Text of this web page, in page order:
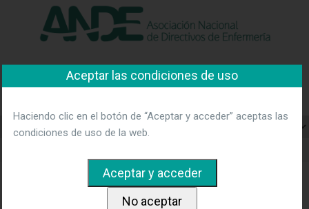
"Ver política"
Asociación Nacional de
pop-up-ande
Aceptar las condiciones de uso
Haciendo clic en el botón de “Aceptar y acceder” aceptas las
condiciones de uso de la web.